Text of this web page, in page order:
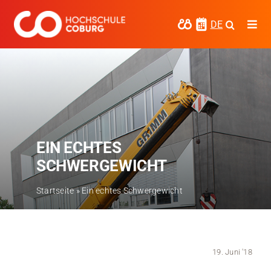
Inhalt
springen
DE
Kooperieren
Hochschule Coburg
Regionalentwicklung
Entdecke die Region
EIN ECHTES
SCHWERGEWICHT
Startseite» Ein echtes Schwergewicht
19. Juni '18